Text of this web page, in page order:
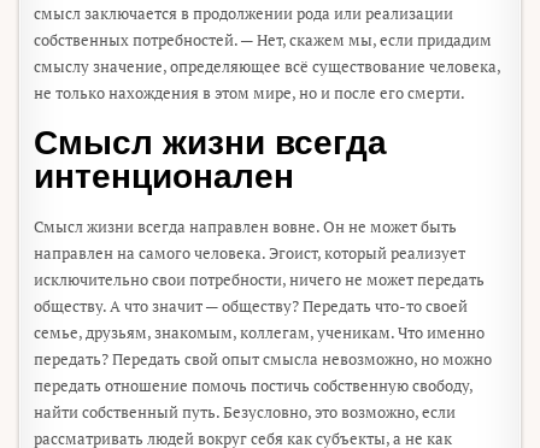
смысл заключается в продолжении рода или реализации
собственных потребностей. — Нет, скажем мы, если придадим
смыслу значение, определяющее всё существование человека,
не только нахождения в этом мире, но и после его смерти.
Смысл жизни всегда
интенционален
Смысл жизни всегда направлен вовне. Он не может быть
направлен на самого человека. Эгоист, который реализует
исключительно свои потребности, ничего не может передать
обществу. А что значит — обществу? Передать что-то своей
семье, друзьям, знакомым, коллегам, ученикам. Что именно
передать? Передать свой опыт смысла невозможно, но можно
передать отношение помочь постичь собственную свободу,
найти собственный путь. Безусловно, это возможно, если
рассматривать людей вокруг себя как субъекты, а не как